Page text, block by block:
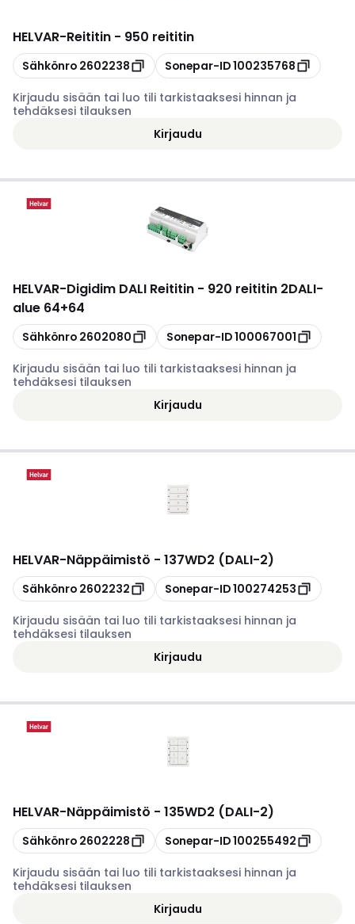
HELVAR-Reititin - 950 reititin
Kopioi
Sähkönro 2602238 Kopioi
Sonepar-ID100235768
Kirjaudu sisään tai luo tili tarkistaaksesi hinnan ja
tehdäksesi tilauksen
Kirjaudu
HELVAR-Digidim DALI Reititin - 920 reititin 2DALI-
alue 64+64
Kopioi
Sähkönro 2602080 Kopioi
Sonepar-ID100067001
Kirjaudu sisään tai luo tili tarkistaaksesi hinnan ja
tehdäksesi tilauksen
Kirjaudu
HELVAR-Näppäimistö - 137WD2 (DALI-2)
Kopioi
Sähkönro 2602232 Kopioi
Sonepar-ID100274253
Kirjaudu sisään tai luo tili tarkistaaksesi hinnan ja
tehdäksesi tilauksen
Kirjaudu
HELVAR-Näppäimistö - 135WD2 (DALI-2)
Kopioi
Sähkönro 2602228 Kopioi
Sonepar-ID100255492
Kirjaudu sisään tai luo tili tarkistaaksesi hinnan ja
tehdäksesi tilauksen
Kirjaudu